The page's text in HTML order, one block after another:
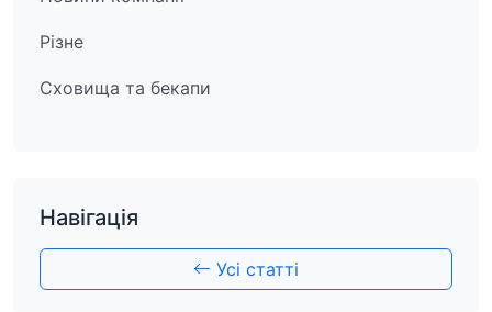
Різне
Сховища та бекапи
Навігація
Усі статті